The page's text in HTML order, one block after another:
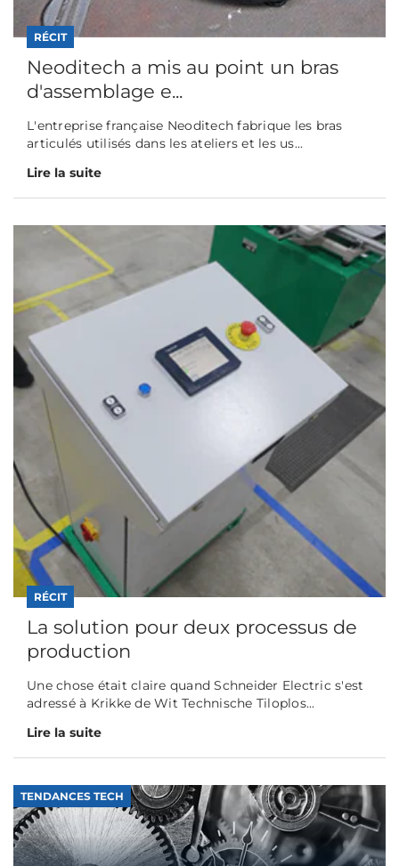
RÉCIT
Neoditech a mis au point un bras
d'assemblage e...
L'entreprise française Neoditech fabrique les bras
articulés utilisés dans les ateliers et les us...
Lire la suite
RÉCIT
La solution pour deux processus de
production
Une chose était claire quand Schneider Electric s'est
adressé à Krikke de Wit Technische Tiloplos...
Lire la suite
TENDANCES TECH